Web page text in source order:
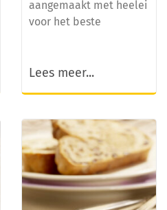
aangemaakt met heelei
voor het beste
Lees meer...